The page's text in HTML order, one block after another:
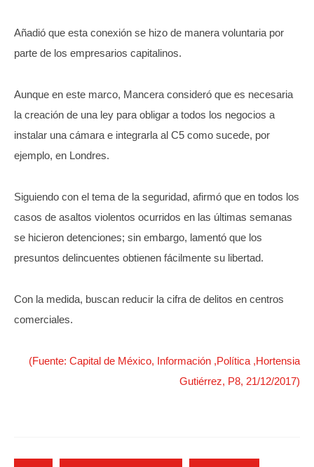
Añadió que esta conexión se hizo de manera voluntaria por
parte de los empresarios capitalinos.
Aunque en este marco, Mancera consideró que es necesaria
la creación de una ley para obligar a todos los negocios a
instalar una cámara e integrarla al C5 como sucede, por
ejemplo, en Londres.
Siguiendo con el tema de la seguridad, afirmó que en todos los
casos de asaltos violentos ocurridos en las últimas semanas
se hicieron detenciones; sin embargo, lamentó que los
presuntos delincuentes obtienen fácilmente su libertad.
Con la medida, buscan reducir la cifra de delitos en centros
comerciales.
(Fuente: Capital de México, Información ,Política ,Hortensia
Gutiérrez, P8, 21/12/2017)